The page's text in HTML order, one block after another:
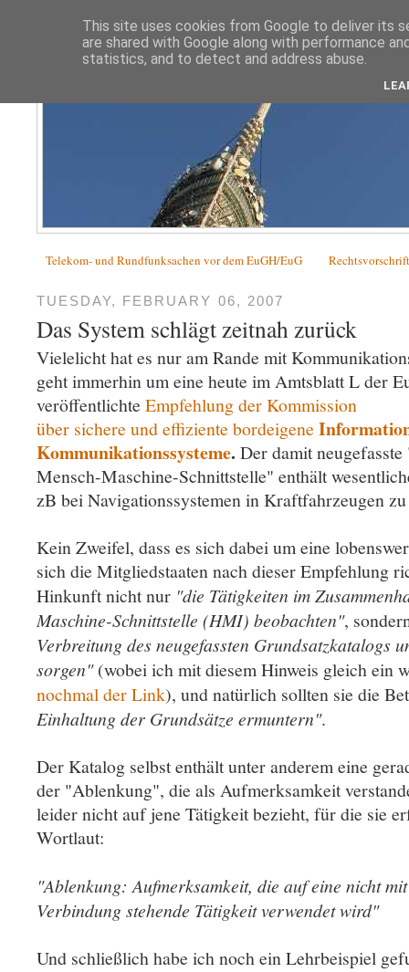
Telekom- und Rundfunksachen vor dem EuGH/EuG
TUESDAY, FEBRUARY 06, 2007
Das System schlägt zeitnah zurück
Vielelicht hat es nur am Rande mit
geht immerhin um eine heute im Amtsblatt L der
veröffentlichte Empfehlung der Kommission
über sichere und effiziente bordeigene
Kommunikationssysteme. Der damit
Mensch-Maschine-Schnittstelle" enthält
zB bei Navigationssystemen in Kraftfahrzeugen
Kein Zweifel, dass es sich dabei um eine
sich die Mitgliedstaaten nach dieser Empfehlung
Hinkunft nicht nur "die Tätigkeiten im
Maschine-Schnittstelle (HMI) beobachten",
Verbreitung des neugefassten Grundsatzkatalogs
sorgen"(wobei ich mit diesem Hinweis gleich ein
nochmal der Link), und natürlich sollten sie die
Einhaltung der Grundsätze ermuntern".
Der Katalog selbst enthält unter anderem eine
der "Ablenkung", die als Aufmerksamkeit
leider nicht auf jene Tätigkeit bezieht, für die sie
Wortlaut:
"Ablenkung: Aufmerksamkeit, die auf eine nicht
Verbindung stehende Tätigkeit verwendet wird"
Und schließlich habe ich noch ein Lehrbeispiel
This site uses cookies from Google to deliver its
are shared with Google along with performance
statistics, and to detect and address abuse.